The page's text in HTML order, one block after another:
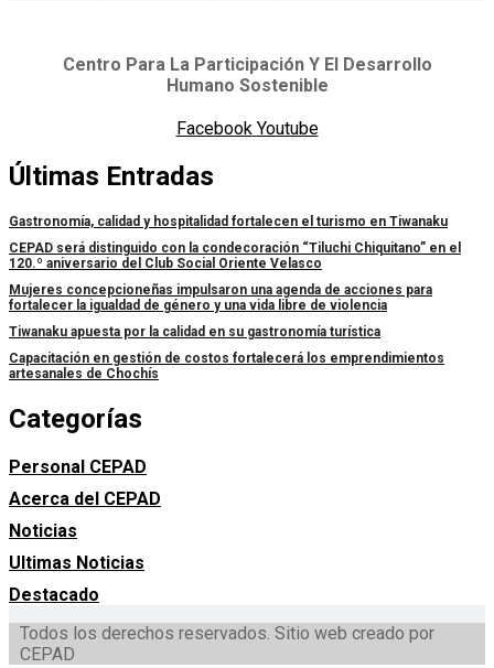
Centro Para La Participación Y El Desarrollo
Humano Sostenible
Facebook Youtube
Últimas Entradas
Gastronomía, calidad y hospitalidad fortalecen el turismo en Tiwanaku
CEPAD será distinguido con la condecoración “Tiluchi Chiquitano” en el
120.º aniversario del Club Social Oriente Velasco
Mujeres concepcioneñas impulsaron una agenda de acciones para
fortalecer la igualdad de género y una vida libre de violencia
Tiwanaku apuesta por la calidad en su gastronomía turística
Capacitación en gestión de costos fortalecerá los emprendimientos
artesanales de Chochís
Categorías
Personal CEPAD
Acerca del CEPAD
Noticias
Ultimas Noticias
Destacado
Todos los derechos reservados. Sitio web creado por
CEPAD